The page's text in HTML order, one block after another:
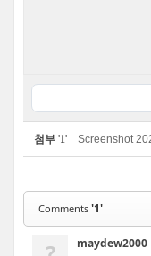
첨부 '1' Screenshot
Comments '1'
maydew2000